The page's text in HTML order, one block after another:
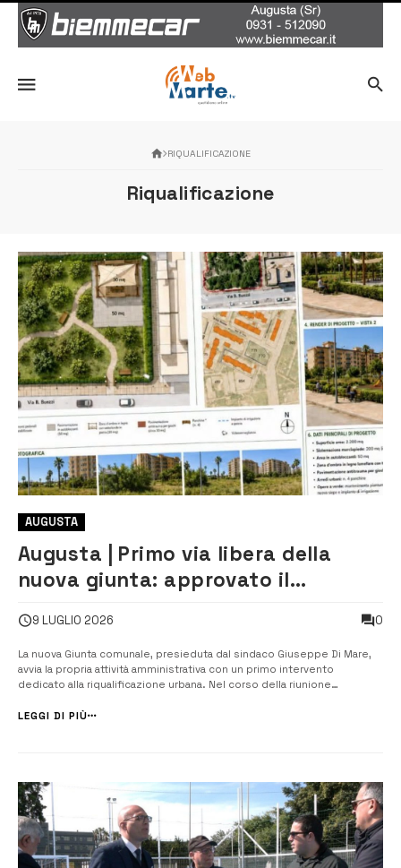
RIQUALIFICAZIONE
Riqualificazione
AUGUSTA
Augusta | Primo via libera della
nuova giunta: approvato il
via Buozzi
9 LUGLIO 2026 0
La nuova Giunta comunale, presieduta dal sindaco Giuseppe Di Mare,
avvia la propria attività amministrativa con un primo intervento
dedicato alla riqualificazione urbana. Nel corso della riunione
delibera relativa al progetto esecutivo, già cantierabile, per la riqu...
LEGGI DI PIÙ